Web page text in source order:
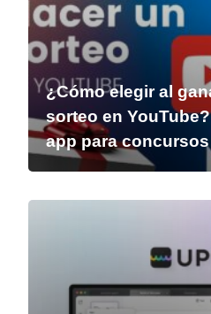
¿Cómo elegir al
sorteo en
app para